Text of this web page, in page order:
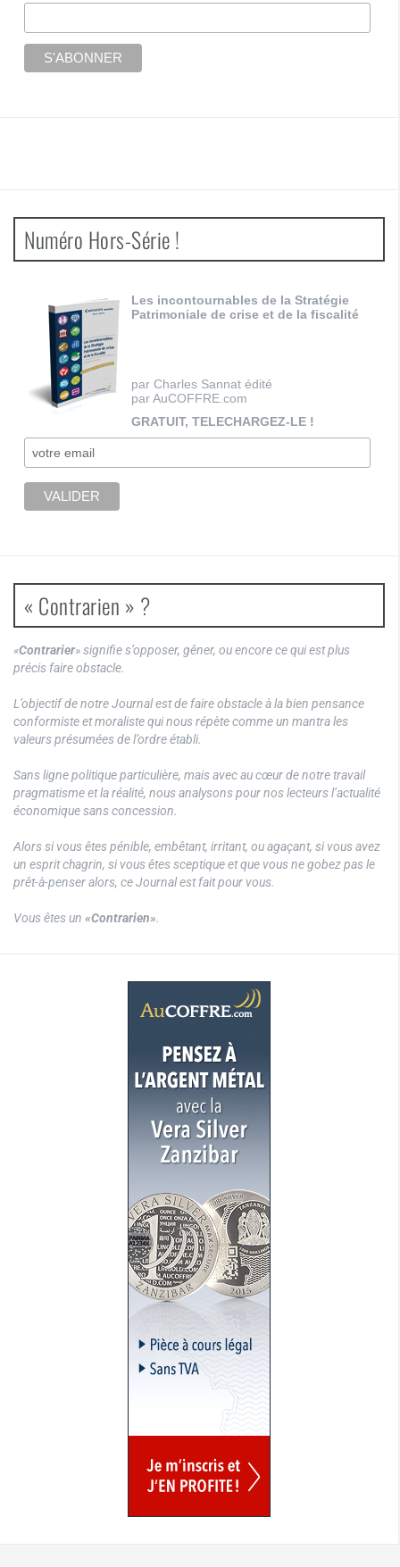
Numéro Hors-Série !
Les incontournables de la Stratégie
Patrimoniale de crise et de la fiscalité
par Charles Sannat édité
par AuCOFFRE.com
GRATUIT, TELECHARGEZ-LE !
« Contrarien » ?
«Contrarier» signifie s’opposer, gêner, ou encore ce qui est plus
précis faire obstacle.
L’objectif de notre Journal est de faire obstacle à la bien pensance
conformiste et moraliste qui nous répète comme un mantra les
valeurs présumées de l’ordre établi.
Sans ligne politique particulière, mais avec au cœur de notre travail
pragmatisme et la réalité, nous analysons pour nos lecteurs l’actualité
économique sans concession.
Alors si vous êtes pénible, embêtant, irritant, ou agaçant, si vous avez
un esprit chagrin, si vous êtes sceptique et que vous ne gobez pas le
prêt-à-penser alors, ce Journal est fait pour vous.
Vous êtes un «Contrarien».